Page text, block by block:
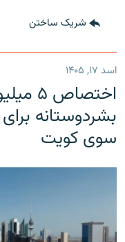
شریک ساختن
اسد ۱۷, ۱۴۰۵
بشردوستانه
سوی کویت